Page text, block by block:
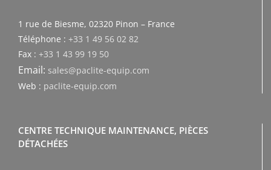
1 rue de Biesme, 02320 Pinon – France
Téléphone : +33 1 49 56 02 82
Fax : +33 1 43 99 19 50
Email: sales@paclite-equip.com
Web : paclite-equip.com
CENTRE TECHNIQUE MAINTENANCE, PIÈCES
DÉTACHÉES